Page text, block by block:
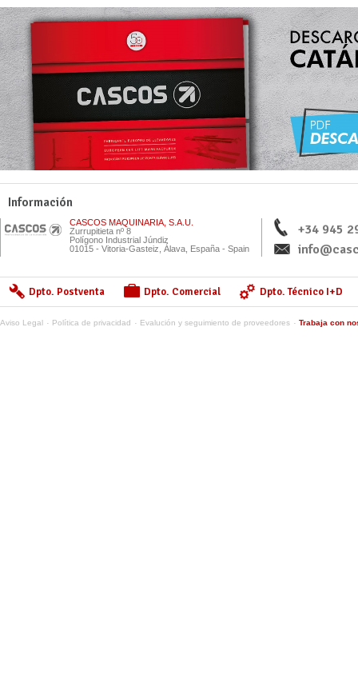
Información
CASCOS MAQUINARIA, S.A.U.
Zurrupitieta nº 8
Polígono Industrial Júndiz
01015 - Vitoria-Gasteiz, Álava, España - Spain
+34 945
Dpto. Postventa Dpto. Comercial Dpto. Técnico I+D
Aviso Legal Política de privacidad Evalución y seguimiento de proveedores Trabaja con